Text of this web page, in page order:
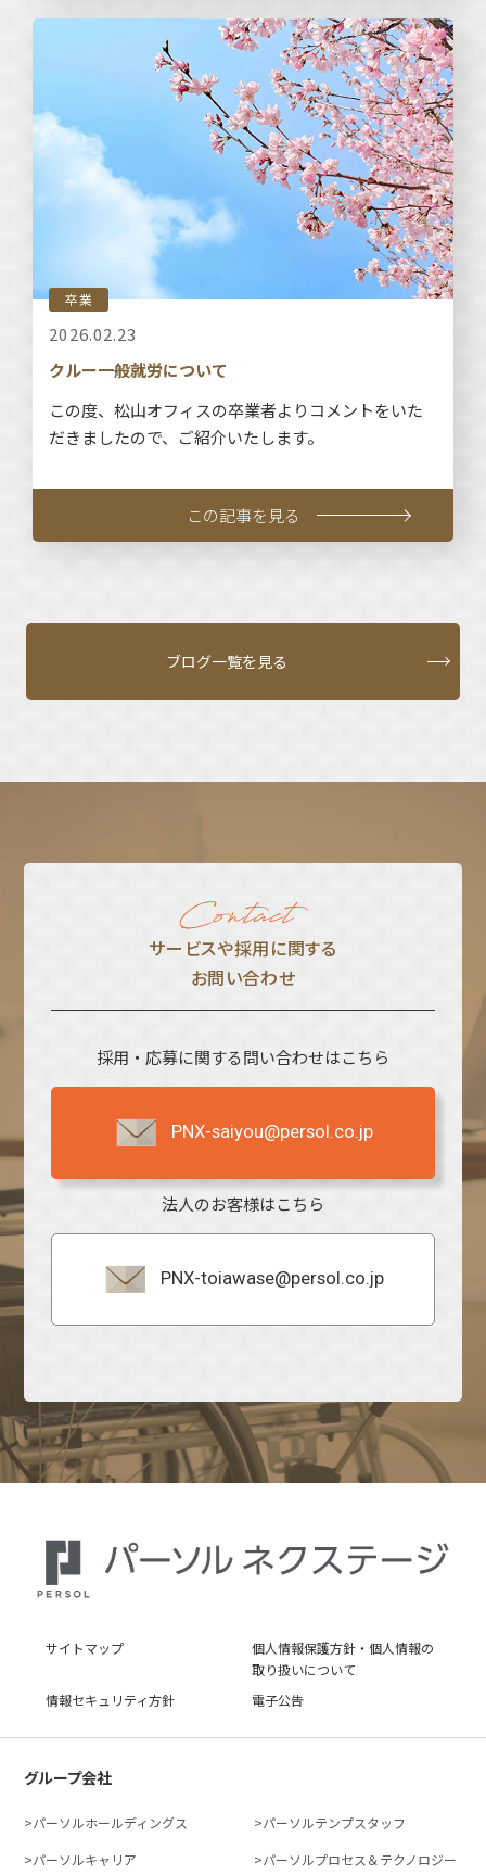
卒業
2026.02.23
クルー一般就労について
この度、松山オフィスの卒業者よりコメントをいた
だきましたので、ご紹介いたします。
この記事を見る
ブログ一覧を見る
サービスや採⽤に関する
お問い合わせ
採用・応募に関する問い合わせはこちら
PNX-saiyou@persol.co.jp
法人のお客様はこちら
PNX-toiawase@persol.co.jp
サイトマップ
個人情報保護方針・個人情報の
取り扱いについて
情報セキュリティ方針
電子公告
グループ会社
パーソルホールディングス
パーソルテンプスタッフ
パーソルキャリア
パーソルプロセス＆テクノロジー